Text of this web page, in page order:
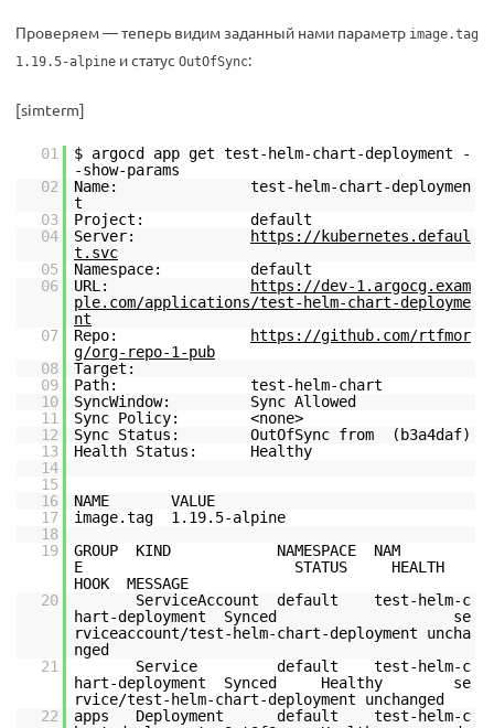
Проверяем — теперь видим заданный нами параметр image.tag
1.19.5-alpine и статус OutOfSync:
[simterm]
01
$ argocd app get test-helm-chart-deployment -
-show-params
02
Name: test-helm-chart-deploymen
t
03
Project: default
04
Server: https://kubernetes.defaul
t.svc
05
Namespace: default
06
URL: https://dev-1.argocg.exam
ple.com/applications/test-helm-chart-deployme
nt
07
Repo: https://github.com/rtfmor
g/org-repo-1-pub
08
Target:
09
Path: test-helm-chart
10
SyncWindow: Sync Allowed
11
Sync Policy: <none>
12
Sync Status: OutOfSync from (b3a4daf)
13
Health Status: Healthy
14
15
16
NAME VALUE
17
image.tag 1.19.5-alpine
18
19
GROUP KIND NAMESPACE NAM
E STATUS HEALTH
HOOK MESSAGE
20
ServiceAccount default test-helm-c
hart-deployment Synced se
rviceaccount/test-helm-chart-deployment uncha
nged
21
Service default test-helm-c
hart-deployment Synced Healthy se
rvice/test-helm-chart-deployment unchanged
22
apps Deployment default test-helm-c